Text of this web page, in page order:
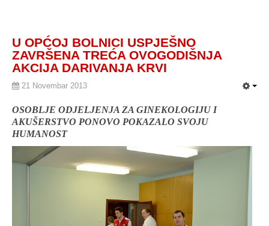
U OPĆOJ BOLNICI USPJEŠNO
ZAVRŠENA TREĆA OVOGODIŠNJA
AKCIJA DARIVANJA KRVI
21 Novembar 2013
OSOBLJE ODJELJENJA ZA GINEKOLOGIJU I
AKUŠERSTVO PONOVO POKAZALO SVOJU
HUMANOST